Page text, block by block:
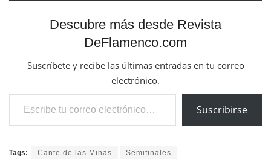
Descubre más desde Revista
DeFlamenco.com
Suscríbete y recibe las últimas entradas en tu correo
electrónico.
Escribe tu correo electrónico…
Suscribirse
Tags: Cante de las Minas Semifinales